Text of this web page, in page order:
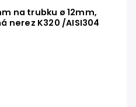
na trubku ø 12mm,
nerez K320 /AISI304